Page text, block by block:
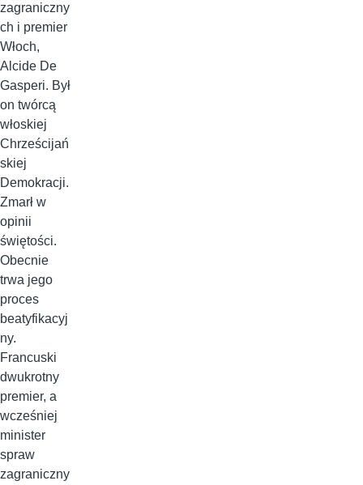
zagraniczny
ch i premier
Włoch,
Alcide De
Gasperi. Był
on twórcą
włoskiej
Chrześcijań
skiej
Demokracji.
Zmarł w
opinii
świętości.
Obecnie
trwa jego
proces
beatyfikacyj
ny.
Francuski
dwukrotny
premier, a
wcześniej
minister
spraw
zagraniczny